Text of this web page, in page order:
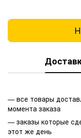
— все товары
момента заказа
— заказы которые
этот же день